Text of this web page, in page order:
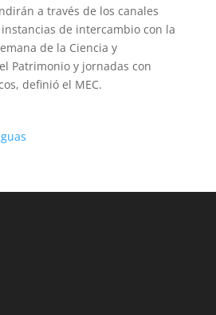
a través de los canales
de intercambio con la
de la Ciencia y
Patrimonio y jornadas con
definió el MEC.